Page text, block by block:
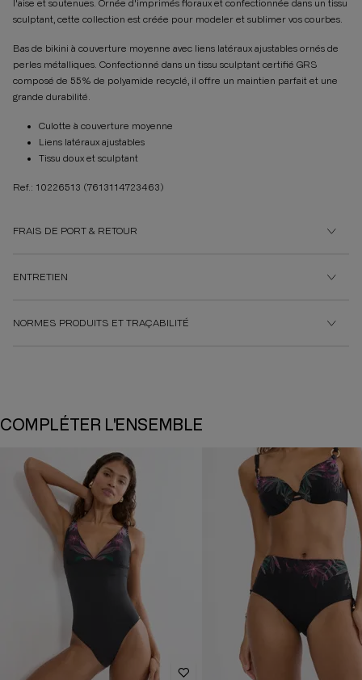
l'aise et soutenues. Ornée d'imprimés floraux et confectionnée dans un tissu
sculptant, cette collection est créée pour modeler et sublimer vos courbes.
Bas de bikini à couverture moyenne avec liens latéraux ajustables ornés de
perles métalliques. Confectionné dans un tissu sculptant certifié GRS
composé de 55% de polyamide recyclé, il offre un maintien parfait et une
grande durabilité.
Culotte à couverture moyenne
Liens latéraux ajustables
Tissu doux et sculptant
Ref.: 10226513 (7613114723463)
FRAIS DE PORT & RETOUR
ENTRETIEN
NORMES PRODUITS ET TRAÇABILITÉ
COMPLÉTER L'ENSEMBLE